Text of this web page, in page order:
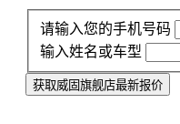
请输入您的手机号码
输入姓名或车型
获取威固旗舰店最新报价